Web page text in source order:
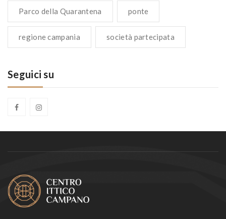
Parco della Quarantena ponte
regione campania società partecipata
Seguici su